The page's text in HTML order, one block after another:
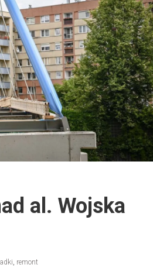
al. Wojska
, remont